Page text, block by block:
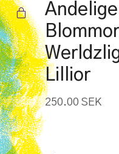
Andelige
Lillior
250.00 SEK